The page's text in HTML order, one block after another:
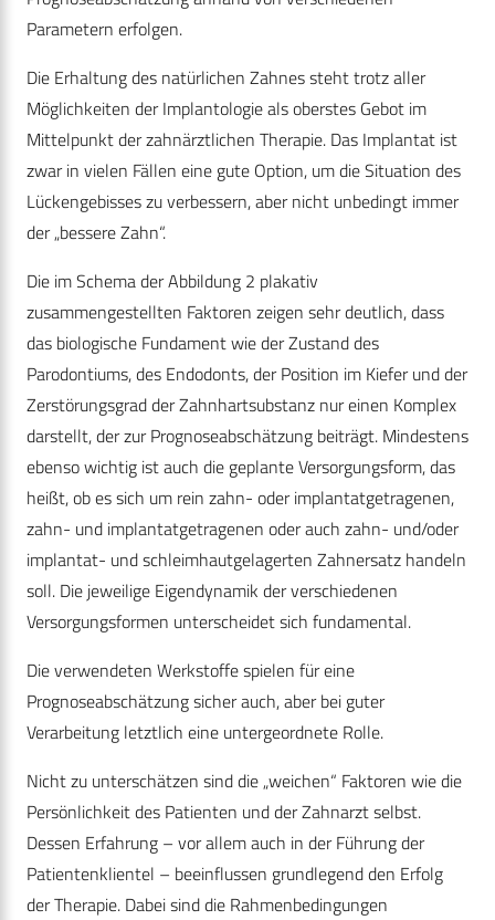
Parametern erfolgen.
Die Erhaltung des natürlichen Zahnes steht trotz aller
Möglichkeiten der Implantologie als oberstes Gebot im
Mittelpunkt der zahnärztlichen Therapie. Das Implantat ist
zwar in vielen Fällen eine gute Option, um die Situation des
Lückengebisses zu verbessern, aber nicht unbedingt immer
der „bessere Zahn“.
Die im Schema der Abbildung 2 plakativ
zusammengestellten Faktoren zeigen sehr deutlich, dass
das biologische Fundament wie der Zustand des
Parodontiums, des Endodonts, der Position im Kiefer und der
Zerstörungsgrad der Zahnhartsubstanz nur einen Komplex
darstellt, der zur Prognoseabschätzung beiträgt. Mindestens
ebenso wichtig ist auch die geplante Versorgungsform, das
heißt, ob es sich um rein zahn- oder implantatgetragenen,
zahn- und implantatgetragenen oder auch zahn- und/oder
implantat- und schleimhautgelagerten Zahnersatz handeln
soll. Die jeweilige Eigendynamik der verschiedenen
Versorgungsformen unterscheidet sich fundamental.
Die verwendeten Werkstoffe spielen für eine
Prognoseabschätzung sicher auch, aber bei guter
Verarbeitung letztlich eine untergeordnete Rolle.
Nicht zu unterschätzen sind die „weichen“ Faktoren wie die
Persönlichkeit des Patienten und der Zahnarzt selbst.
Dessen Erfahrung – vor allem auch in der Führung der
Patientenklientel – beeinflussen grundlegend den Erfolg
der Therapie. Dabei sind die Rahmenbedingungen